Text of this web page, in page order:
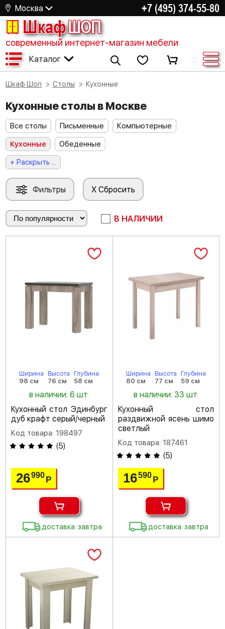
Москва +7 (495) 374-55-80
ШкафШОП
современный интернет-магазин мебели
Каталог
Шкаф Шоп Столы Кухонные
Кухонные столы в Москве
Все столы Письменные
Компьютерные
Кухонные
Обеденные
+ Раскрыть ...
Фильтры X Сбросить
В НАЛИЧИИ
Ширина
98 см
Высота
76 см
Глубина
58 см
в наличии: 6 шт.
Кухонный стол Эдинбург
дуб крафт серый/черный
Код товара: 198497
(5)
26990Р
доставка: завтра
Ширина
80 см
Высота
77 см
Глубина
59 см
в наличии: 33 шт.
Кухонный стол
раздвижной ясень шимо
светлый
Код товара: 187461
(5)
16590 Р
доставка: завтра